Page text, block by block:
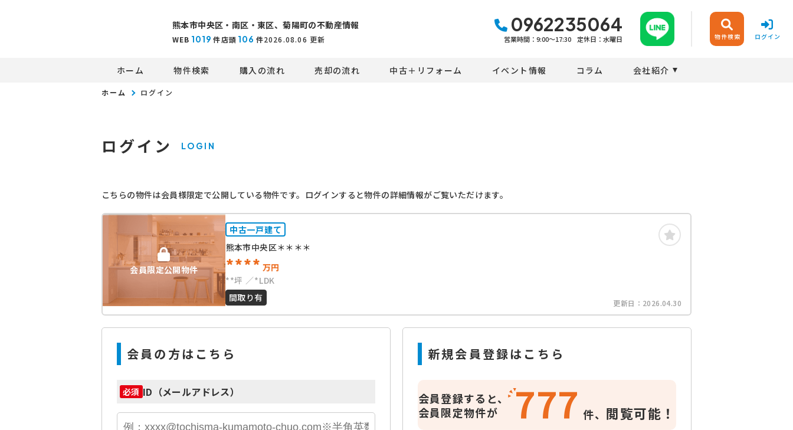
熊本市中央区・南区・東区、菊陽町の不動産情報
WEB 1019 件店頭 106 件2026.08.06 更新
0962235064
営業時間：9:00〜17:30 定休日：水曜日 物件検索 ログイン
ホーム 物件検索 購入の流れ 売却の流れ 中古＋リフォーム イベント情報 コラム 会社紹介
ホーム ログイン
ログイン LOGIN
こちらの物件は会員様限定で公開している物件です。ログインすると物件の詳細情報がご覧いただけます。
会員限定公開物件
中古一戸建て
熊本市中央区＊＊＊＊
**** 万円
**坪
*LDK
間取り有
更新日： 2026.04.30
会員の方はこちら
必須 ID（メールアドレス）
新規会員登録はこちら
会員登録すると、
会員限定物件が
777 件、 閲覧可能！